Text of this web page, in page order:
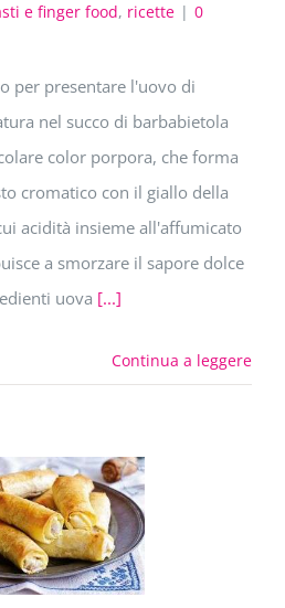
e finger food, ricette | 0
per presentare l'uovo di
nel succo di barbabietola
color porpora, che forma
cromatico con il giallo della
acidità insieme all'affumicato
a smorzare il sapore dolce
uova [...]
Continua a leggere